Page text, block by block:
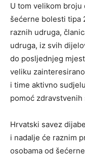
U tom velikom
šećerne bolesti tipa
raznih udruga,
udruga, iz svih
do posljednjeg
veliku
i time aktivno
pomoć zdravstvenih
Hrvatski savez
i nadalje će raznim
osobama od